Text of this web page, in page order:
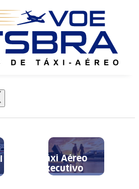
Táxi Aéreo
Executivo